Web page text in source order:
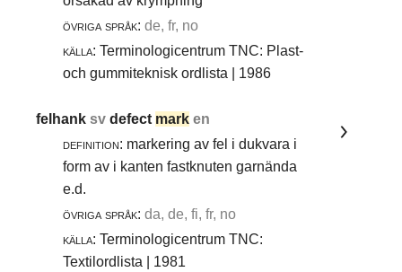
övriga språk: de, fr, no
källa: Terminologicentrum TNC: Plast-
och gummiteknisk ordlista | 1986
felhanksvdefect mark en
definition: markering av fel i dukvara i
form av i kanten fastknuten garnända
e.d.
övriga språk: da, de, fi, fr, no
källa: Terminologicentrum TNC:
Textilordlista | 1981